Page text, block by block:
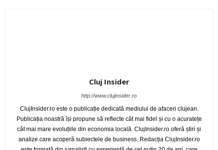
Cluj Insider
http://www.clujinsider.ro
ClujInsider.ro este o publicație dedicată mediului de afaceri clujean.
Publicația noastră își propune să reflecte cât mai fidel și cu o acuratețe
cât mai mare evoluțiile din economia locală. ClujInsider.ro oferă știri și
analize care acoperă subiectele de business. Redacția ClujInsider.ro